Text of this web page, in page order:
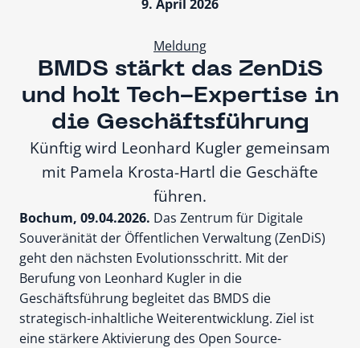
9. April 2026
Meldung
BMDS stärkt das ZenDiS
und holt Tech-Expertise in
die Geschäftsführung
Künftig wird Leonhard Kugler gemeinsam
mit Pamela Krosta-Hartl die Geschäfte
führen.
Bochum, 09.04.2026. Das Zentrum für Digitale
Souveränität der Öffentlichen Verwaltung (ZenDiS)
geht den nächsten Evolutionsschritt. Mit der
Berufung von Leonhard Kugler in die
Geschäftsführung begleitet das BMDS die
strategisch-inhaltliche Weiterentwicklung. Ziel ist
eine stärkere Aktivierung des Open Source-